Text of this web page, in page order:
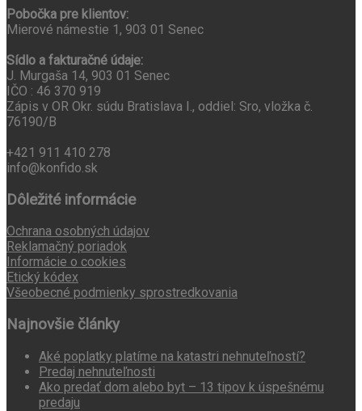
Pobočka pre klientov:
Mierové námestie 1, 903 01 Senec
Sídlo a fakturačné údaje:
J. Murgaša 14, 903 01 Senec
IČO : 46 370 919
Zápis v OR Okr. súdu Bratislava I., oddiel: Sro, vložka č.
76190/B
+421 911 410 278
info@konfido.sk
Dôležité informácie
Ochrana osobných údajov
Reklamačný poriadok
Informácie o cookies
Etický kódex
Všeobecné podmienky sprostredkovania
Najnovšie články
Aké poplatky platíme na katastri nehnuteľností?
Predaj nehnuteľnosti
Ako predať dom alebo byt – 13 tipov k úspešnému
predaju